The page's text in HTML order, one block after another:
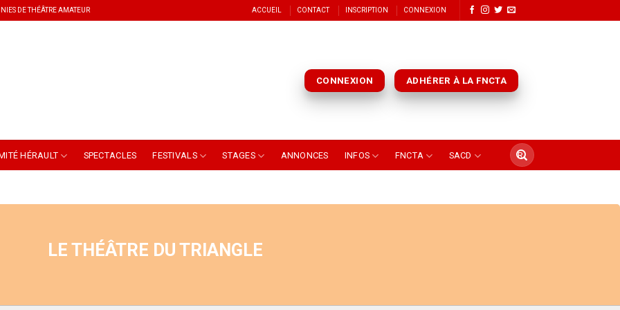
DE THÉÂTRE AMATEUR ACCUEIL CONTACT INSCRIPTION CONNEXION
CONNEXION ADHÉRER À LA FNCTA
HÉRAULT SPECTACLES FESTIVALS STAGES ANNONCES INFOS FNCTA SACD
LE THÉÂTRE DU TRIANGLE